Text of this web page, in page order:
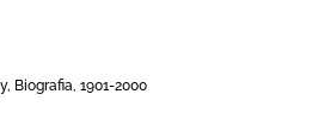
Biografia, 1901-2000